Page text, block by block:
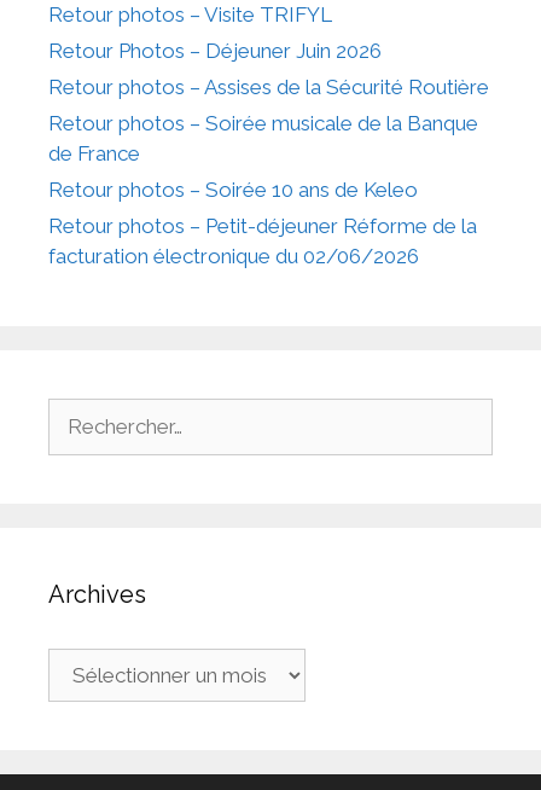
Retour photos – Visite TRIFYL
Retour Photos – Déjeuner Juin 2026
Retour photos – Assises de la Sécurité Routière
Retour photos – Soirée musicale de la Banque
de France
Retour photos – Soirée 10 ans de Keleo
Retour photos – Petit-déjeuner Réforme de la
facturation électronique du 02/06/2026
Archives